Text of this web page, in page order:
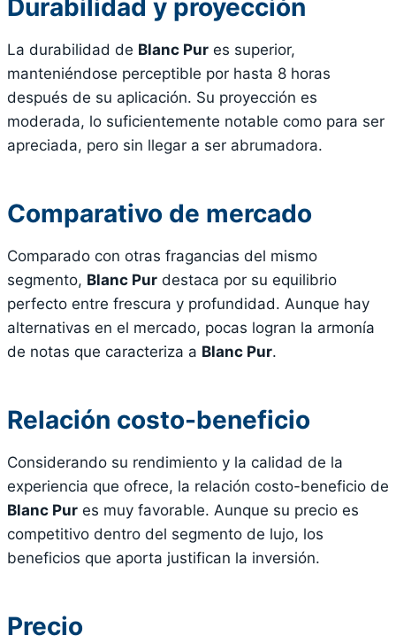
Durabilidad y proyección
La durabilidad de Blanc Pur es superior,
manteniéndose perceptible por hasta 8 horas
después de su aplicación. Su proyección es
moderada, lo suficientemente notable como para ser
apreciada, pero sin llegar a ser abrumadora.
Comparativo de mercado
Comparado con otras fragancias del mismo
segmento, Blanc Pur destaca por su equilibrio
perfecto entre frescura y profundidad. Aunque hay
alternativas en el mercado, pocas logran la armonía
de notas que caracteriza a Blanc Pur.
Relación costo-beneficio
Considerando su rendimiento y la calidad de la
experiencia que ofrece, la relación costo-beneficio de
Blanc Pur es muy favorable. Aunque su precio es
competitivo dentro del segmento de lujo, los
beneficios que aporta justifican la inversión.
Precio